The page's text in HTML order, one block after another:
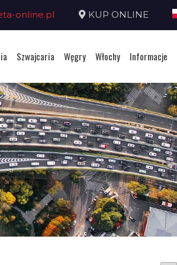
online.pl KUP ONLINE
Szwajcaria Węgry Włochy Informacje